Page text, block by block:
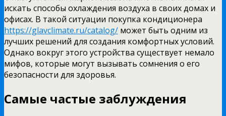
искать способы охлаждения воздуха в своих домах и
офисах. В такой ситуации покупка кондиционера
https://glavclimate.ru/catalog/ может быть одним из
лучших решений для создания комфортных условий.
Однако вокруг этого устройства существует немало
мифов, которые могут вызывать сомнения о его
безопасности для здоровья.
Самые частые заблуждения